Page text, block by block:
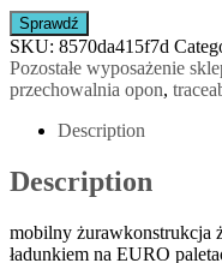
Sprawdź
SKU: 8570da415f7d
Pozostałe wyposażenie
przechowalnia opon,
Description
Description
mobilny żurawkonstrukcja
ładunkiem na EURO